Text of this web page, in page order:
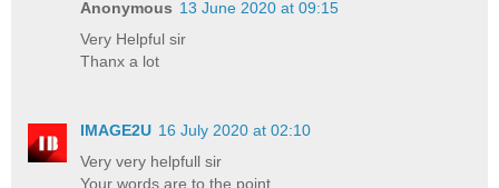
Anonymous 13 June 2020 at 09:15
Very Helpful sir
Thanx a lot
IMAGE2U 16 July 2020 at 02:10
Very very helpfull sir
Your words are to the point